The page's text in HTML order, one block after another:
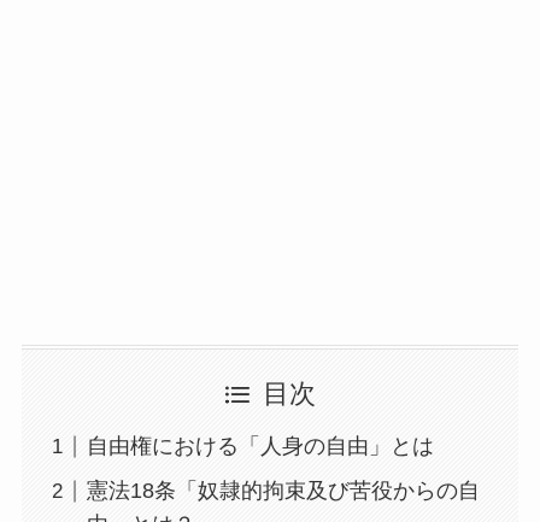
目次
自由権における「人身の自由」とは
憲法18条「奴隷的拘束及び苦役からの自